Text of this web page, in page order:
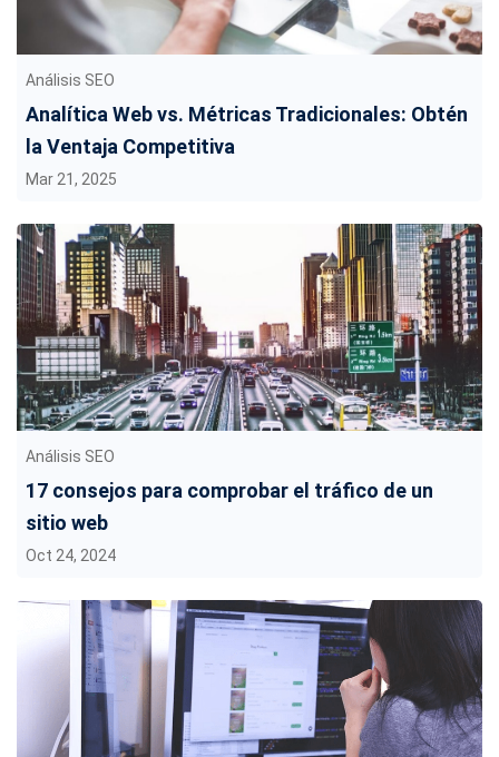
Análisis SEO
Analítica Web vs. Métricas Tradicionales: Obtén
la Ventaja Competitiva
Mar 21, 2025
Análisis SEO
17 consejos para comprobar el tráfico de un
sitio web
Oct 24, 2024